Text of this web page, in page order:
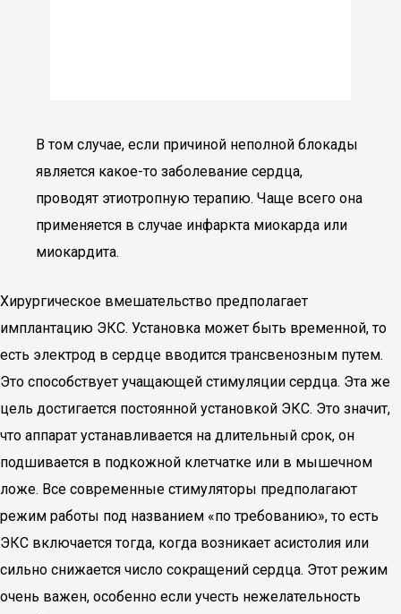
В том случае, если причиной неполной блокады
является какое-то заболевание сердца,
проводят этиотропную терапию. Чаще всего она
применяется в случае инфаркта миокарда или
миокардита.
Хирургическое вмешательство предполагает
имплантацию ЭКС. Установка может быть временной, то
есть электрод в сердце вводится трансвенозным путем.
Это способствует учащающей стимуляции сердца. Эта же
цель достигается постоянной установкой ЭКС. Это значит,
что аппарат устанавливается на длительный срок, он
подшивается в подкожной клетчатке или в мышечном
ложе. Все современные стимуляторы предполагают
режим работы под названием «по требованию», то есть
ЭКС включается тогда, когда возникает асистолия или
сильно снижается число сокращений сердца. Этот режим
очень важен, особенно если учесть нежелательность